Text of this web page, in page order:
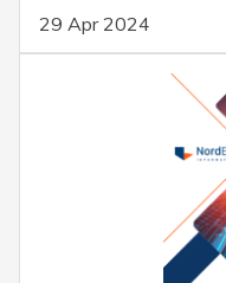
29 Apr 2024